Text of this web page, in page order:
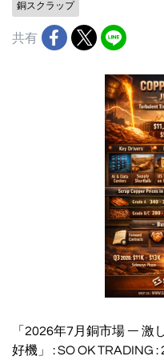
銅スクラップ
共有
「2026年7月銅市場 ― 激
好機」 : SO OK TRADING :